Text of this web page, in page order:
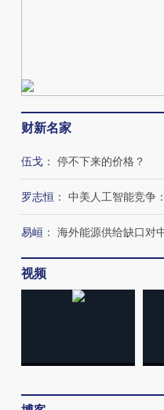
｜HYROX的吸金
“花钱找虐”？
马航飞行员
毒品
财新名家
伍戈 ： 停不下来的价格？
罗志恒 ： 中美人工智能竞争
易峘 ： 海外能源供给缺口对
视频